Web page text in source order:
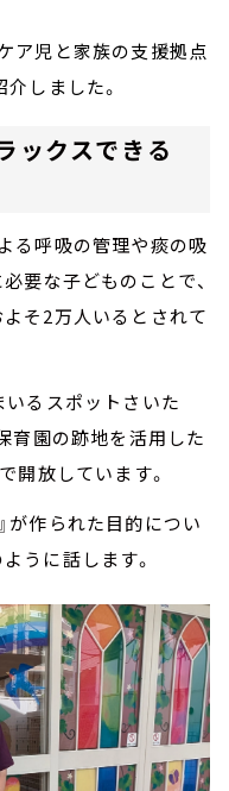
ア児と家族の支援拠点
しました。
ックスできる
る呼吸の管理や痰の吸
要な子どものことで、
そ2万人いるとされて
いるスポットさいた
育園の跡地を活用した
開放しています。
が作られた目的につい
うに話します。